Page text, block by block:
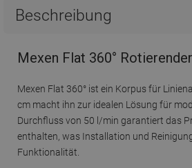
Beschreibung
Mexen Flat 360°
Mexen Flat 360° ist ein Korpus für
cm macht ihn zur idealen Lösung für
Durchfluss von 50 l/min garantiert das
enthalten, was Installation und
Funktionalität.